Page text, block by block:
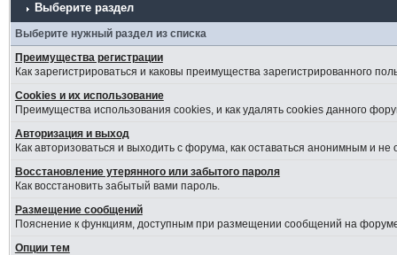
Выберите раздел
Выберите нужный раздел из списка
Преимущества регистрации
Как зарегистрироваться и каковы преимущества зарегистрированного
Cookies и их использование
Преимущества использования cookies, и как удалять cookies данного
Авторизация и выход
Как авторизоваться и выходить с форума, как оставаться анонимным и
Восстановление утерянного или забытого пароля
Как восстановить забытый вами пароль.
Размещение сообщений
Пояснение к функциям, доступным при размещении сообщений на
Опции тем